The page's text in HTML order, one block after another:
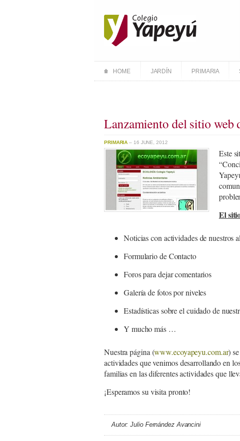
HOME JARDÍN PRIMARIA
Lanzamiento del sitio web
PRIMARIA – 16 JUNE, 2012
Este
El
Noticias con actividades de nuestros
Formulario de Contacto
Foros para dejar comentarios
Galería de fotos por niveles
Estadísticas sobre el cuidado de
Y mucho más …
Nuestra página (www.ecoyapeyu.com.ar)
actividades que venimos desarrollando en
familias en las diferentes actividades que
¡Esperamos su visita pronto!
Autor: Julio Fernández Avancini